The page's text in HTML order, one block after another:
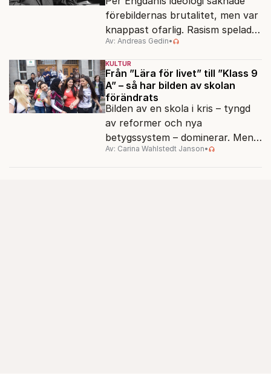
förebildernas brutalitet, men var
knappast ofarlig. Rasism spelades
ned i förmån för "kultur". Känns
det igen?
Av: Andreas Gedin•
KULTUR
Från ”Lära för livet” till ”Klass 9
A” – så har bilden av skolan
förändrats
Bilden av en skola i kris – tyngd
av reformer och nya
betygssystem – dominerar. Men
vem äger berättelsen om skolan?
Av: Carina Wahlstedt Janson•